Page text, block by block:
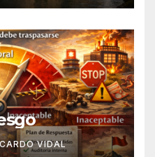
VIDAL